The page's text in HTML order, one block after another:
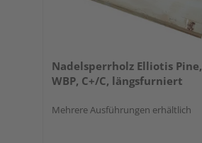
Nadelsperrholz Elliotis Pine,
WBP, C+/C, längsfurniert
Mehrere Ausführungen erhältlich